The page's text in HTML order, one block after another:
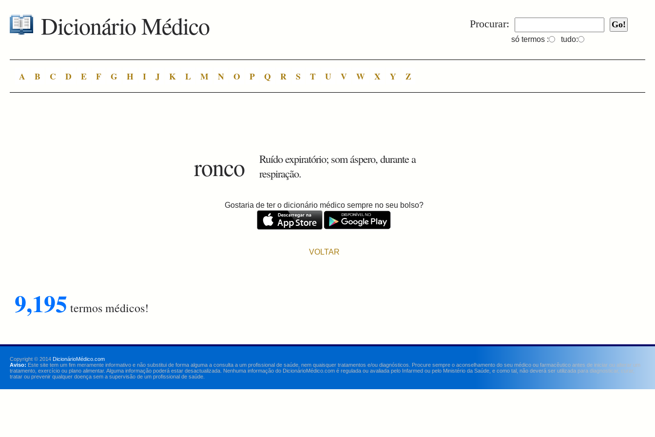
Procurar:
só termos : tudo:
Dicionário Médico
A B C D E F G H I J K L M N O P Q R S T U V W X Y Z
ronco
Ruído expiratório; som áspero, durante a
respiração.
Gostaria de ter o dicionário médico sempre no seu bolso?
VOLTAR
9,195 termos médicos!
Copyright © 2014 DicionárioMédico.com
Aviso: Este site tem um fim meramente informativo e não substitui de forma alguma a consulta a um profissional de saúde, nem quaisquer tratamentos e/ou diagnósticos. Procure sempre o aconselhamento do seu médico ou farmacêutico antes de iniciar ou alterar um
tratamento, exercício ou plano alimentar. Alguma informação poderá estar desactualizada. Nenhuma informação do DicionárioMédico.com é regulada ou avaliada pelo Infarmed ou pelo Ministério da Saúde, e como tal, não deverá ser utilizada para diagnosticar, curar,
tratar ou prevenir qualquer doença sem a supervisão de um profissional de saúde.